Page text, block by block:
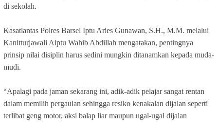
di sekolah.
Kasatlantas Polres Barsel Iptu Aries Gunawan, S.H., M.M. melalui
Kanitturjawali Aiptu Wahib Abdillah mengatakan, pentingnya
prinsip nilai disiplin harus sedini mungkin ditanamkan kepada muda-
mudi.
“Apalagi pada jaman sekarang ini, adik-adik pelajar sangat rentan
dalam memilih pergaulan sehingga resiko kenakalan dijalan seperti
terlibat geng motor, aksi balap liar maupun ugal-ugal dijalan